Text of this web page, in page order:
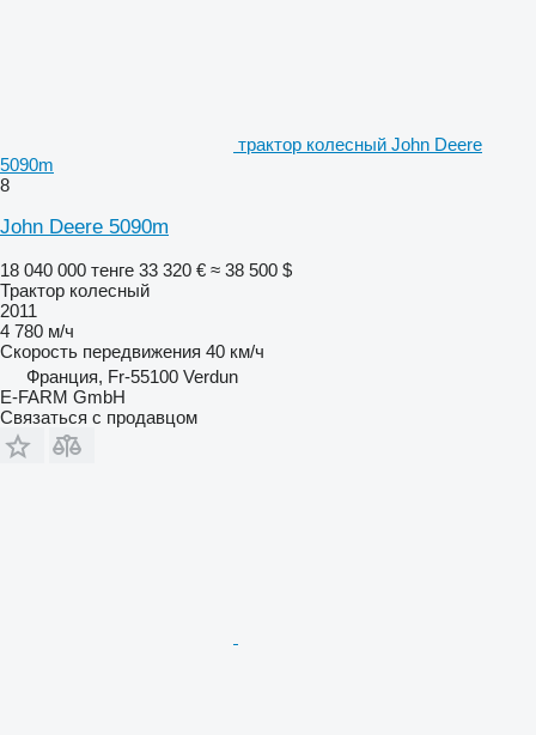
трактор колесный John Deere
5090m
8
John Deere 5090m
18 040 000 тенге 33 320 € ≈ 38 500 $
Трактор колесный
2011
4 780 м/ч
Скорость передвижения 40 км/ч
Франция, Fr-55100 Verdun
E-FARM GmbH
Связаться с продавцом